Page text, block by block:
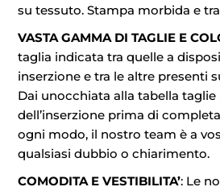
su tessuto. Stampa morbida e
VASTA GAMMA DI TAGLIE E
taglia indicata tra quelle a
inserzione e tra le altre presenti
Dai unocchiata alla tabella
dell’inserzione prima di
ogni modo, il nostro team è a
qualsiasi dubbio o chiarimento.
COMODITA E VESTIBILITA’: Le